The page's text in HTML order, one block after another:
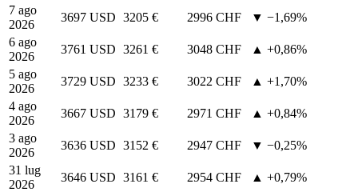
7 ago
2026
3697 USD 3205 € 2996 CHF
▼ −1,69%
6 ago
2026
3761 USD 3261 € 3048 CHF
▲ +0,86%
5 ago
2026
3729 USD 3233 € 3022 CHF
▲ +1,70%
4 ago
2026
3667 USD 3179 € 2971 CHF
▲ +0,84%
3 ago
2026
3636 USD 3152 € 2947 CHF
▼ −0,25%
31 lug
2026
3646 USD 3161 € 2954 CHF
▲ +0,79%